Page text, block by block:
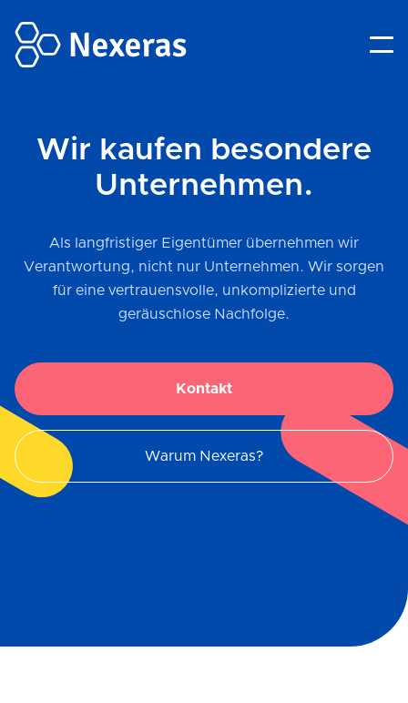
Wir kaufen besondere
Unternehmen.
Als langfristiger Eigentümer übernehmen wir
Verantwortung, nicht nur Unternehmen. Wir sorgen
für eine vertrauensvolle, unkomplizierte und
geräuschlose Nachfolge.
Kontakt
Warum Nexeras?